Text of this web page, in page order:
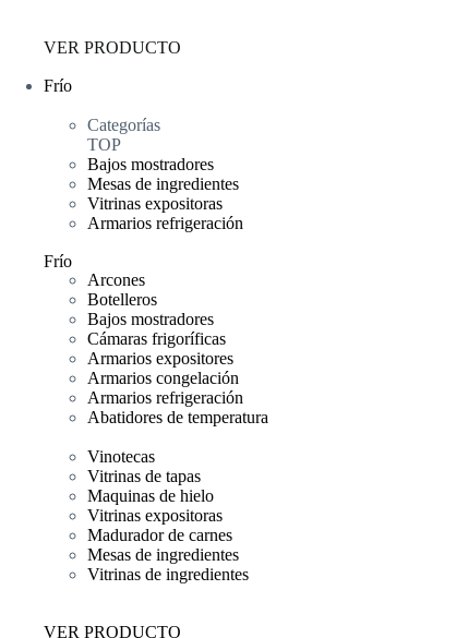
VER PRODUCTO
Frío
Categorías
TOP
Bajos mostradores
Mesas de ingredientes
Vitrinas expositoras
Armarios refrigeración
Frío
Arcones
Botelleros
Bajos mostradores
Cámaras frigoríficas
Armarios expositores
Armarios congelación
Armarios refrigeración
Abatidores de temperatura
Vinotecas
Vitrinas de tapas
Maquinas de hielo
Vitrinas expositoras
Madurador de carnes
Mesas de ingredientes
Vitrinas de ingredientes
VER PRODUCTO